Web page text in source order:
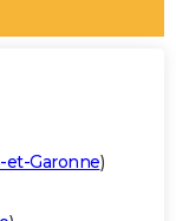
et-Garonne)